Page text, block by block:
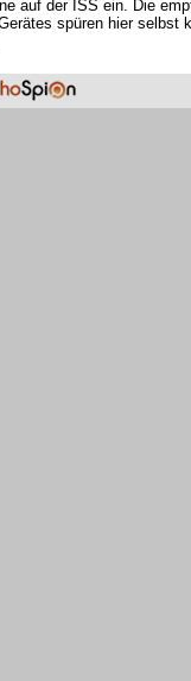
auf der ISS ein. Die
spüren hier selbst